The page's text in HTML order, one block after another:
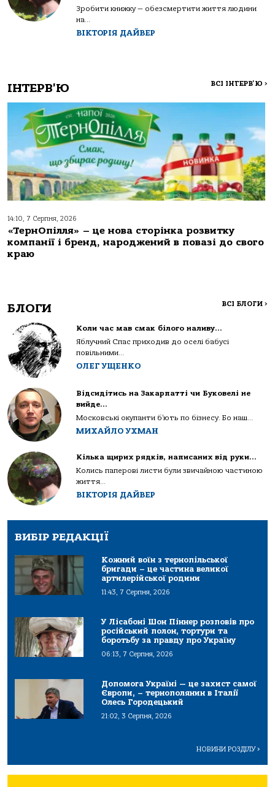
Зробити книжку — обезсмертити життя людини
на...
ВІКТОРІЯ ДАЙВЕР
ІНТЕРВ'Ю ВСІ ІНТЕРВ'Ю >
14:10, 7 Серпня, 2026
«ТернОпілля» – це нова сторінка розвитку
компанії і бренд, народжений в повазі до свого
краю
БЛОГИ ВСІ БЛОГИ >
Коли час мав смак білого наливу…
Яблучний Спас приходив до оселі бабусі
повільними...
ОЛЕГ УЩЕНКО
Відсидітись на Закарпатті чи Буковелі не
вийде…
Московські окупанти б’ють по бізнесу. Бо наш...
МИХАЙЛО УХМАН
Кілька щирих рядків, написаних від руки…
Колись паперові листи були звичайною частиною
життя...
ВІКТОРІЯ ДАЙВЕР
ВИБІР РЕДАКЦІЇ
Кожний воїн з тернопільської
бригади – це частина великої
артилерійської родини
11:43, 7 Серпня, 2026
У Лісабоні Шон Піннер розповів про
російський полон, тортури та
боротьбу за правду про Україну
06:13, 7 Серпня, 2026
Допомога Україні — це захист самої
Європи, – тернополянин в Італії
Олесь Городецький
21:02, 3 Серпня, 2026
НОВИНИ РОЗДІЛУ>